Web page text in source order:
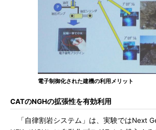
電子制御化された建機の利用メリット
CATのNGHの拡張性を有効利用
「自律割岩システム」は、実験ではNext